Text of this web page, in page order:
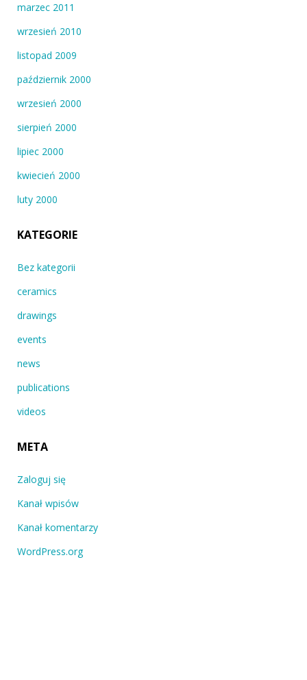
marzec 2011
wrzesień 2010
listopad 2009
październik 2000
wrzesień 2000
sierpień 2000
lipiec 2000
kwiecień 2000
luty 2000
KATEGORIE
Bez kategorii
ceramics
drawings
events
news
publications
videos
META
Zaloguj się
Kanał wpisów
Kanał komentarzy
WordPress.org